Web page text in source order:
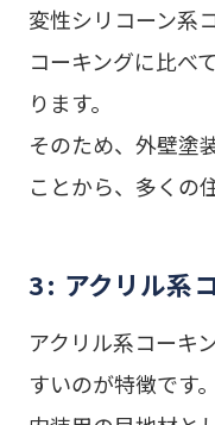
変性シリコーン系
コーキングに比べ
ります。
そのため、外壁塗
ことから、多くの
3: アクリル系
アクリル系コーキ
すいのが特徴です。